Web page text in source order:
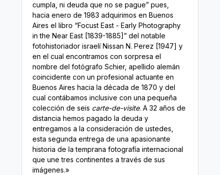
cumpla, ni deuda que no se pague” pues,
hacia enero de 1983 adquirimos en Buenos
Aires el libro “Focust East - Early Photography
in the Near East [1839-1885]” del notable
fotohistoriador israelí Nissan N. Perez [1947] y
en el cual encontramos con sorpresa el
nombre del fotógrafo Schier, apellido alemán
coincidente con un profesional actuante en
Buenos Aires hacia la década de 1870 y del
cual contábamos inclusive con una pequeña
colección de seis carte-de-visite. A 32 años de
distancia hemos pagado la deuda y
entregamos a la consideración de ustedes,
esta segunda entrega de una apasionante
historia de la temprana fotografía internacional
que une tres continentes a través de sus
imágenes.»